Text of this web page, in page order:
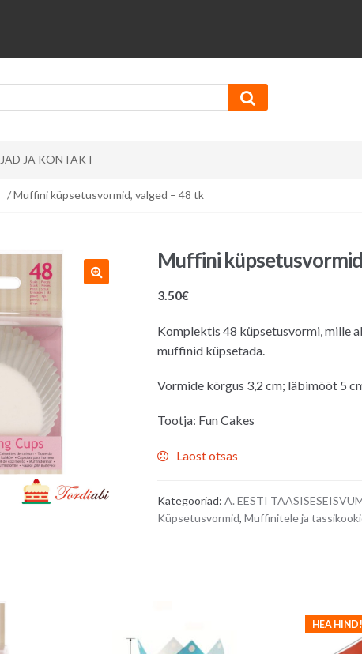
JA KONTAKT
/ Muffini küpsetusvormid, valged – 48 tk
Muffini
3.50€
Komplektis 48 küpsetusvormi, mille
muffinid küpsetada.
Vormide kõrgus 3,2 cm; läbimõõt 5
Tootja: Fun Cakes
Laost otsas
Kategooriad: A. EESTI
Küpsetusvormid, Muffinitele ja
HEA HIND!